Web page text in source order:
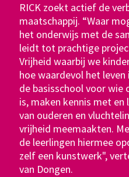
Kunst in de
Kunst en cultuur
maken verschillen
wie we zijn en brengen
RICK zoekt actief de
maatschappij. “Waar
het onderwijs met de
leidt tot prachtige
Vrijheid waarbij we
hoe waardevol het leven
de basisschool voor
is, maken kennis met en
van ouderen en
vrijheid meemaakten.
de leerlingen hiermee
zelf een kunstwerk",
van Dongen.
Kunst als
Kunst is een
kwetsbaarheid. Ze helpt
kracht niet goed redden
elkaar te komen. Om
zichzelf te laten zien.
leven te staan en
interview van docent